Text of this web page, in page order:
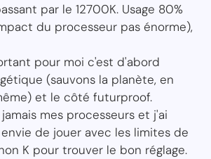
par le 12700K. Usage 80%
du processeur pas énorme),
pour moi c'est d'abord
(sauvons la planète, en
et le côté futurproof.
mes processeurs et j'ai
de jouer avec les limites de
K pour trouver le bon réglage.